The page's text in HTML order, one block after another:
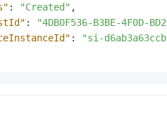
: "Created" ,
: "4DB0F536-B3BE-4F0D-
:
"si-